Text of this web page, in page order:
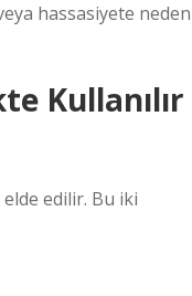
hassasiyete neden
Kullanılır
edilir. Bu iki